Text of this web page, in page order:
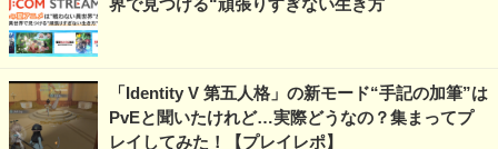
界で見つける“頑張りすぎない生き方
「Identity V 第五人格」の新モード“手記の加筆”は
PvEと聞いたけれど…実際どうなの？集まってプ
レイしてみた！【プレイレポ】